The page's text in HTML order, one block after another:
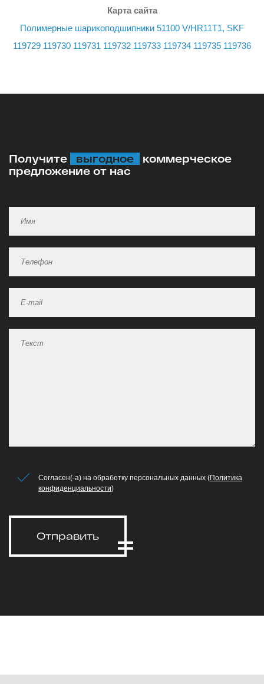
Карта сайта
Полимерные шарикоподшипники 51100 V/HR11T1, SKF
119729 119730 119731 119732 119733 119734 119735 119736
Получите выгодное
коммерческое
предложение от нас
Согласен(-а) на обработку персональных данных (Политика
конфиденциальности)
Отправить